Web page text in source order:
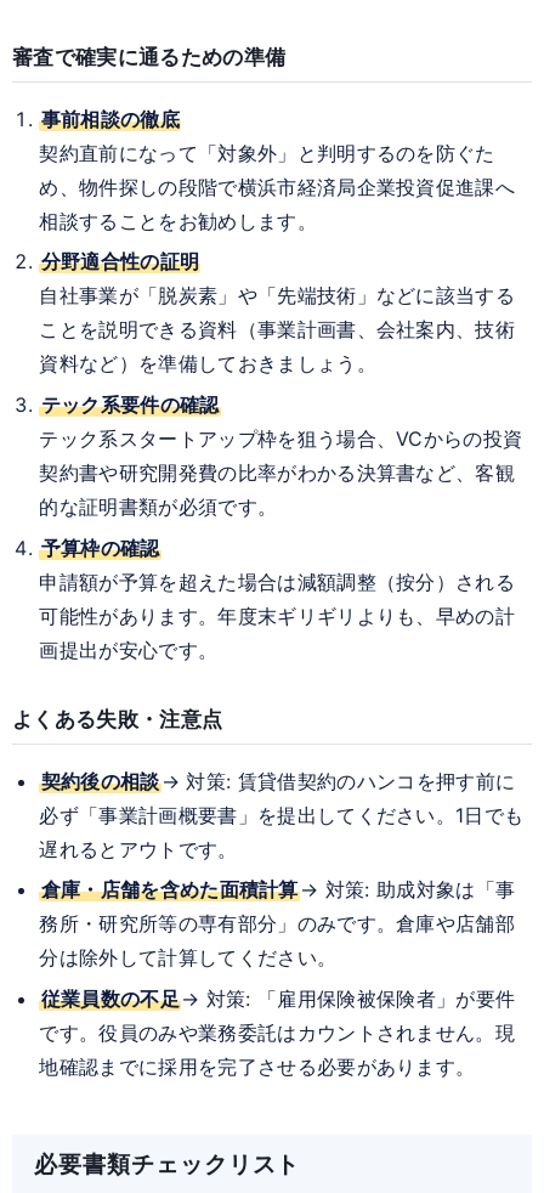
審査で確実に通るための準備
事前相談の徹底
契約直前になって「対象外」と判明するのを防ぐた
め、物件探しの段階で横浜市経済局企業投資促進課へ
相談することをお勧めします。
分野適合性の証明
自社事業が「脱炭素」や「先端技術」などに該当する
ことを説明できる資料（事業計画書、会社案内、技術
資料など）を準備しておきましょう。
テック系要件の確認
テック系スタートアップ枠を狙う場合、VCからの投資
契約書や研究開発費の比率がわかる決算書など、客観
的な証明書類が必須です。
予算枠の確認
申請額が予算を超えた場合は減額調整（按分）される
可能性があります。年度末ギリギリよりも、早めの計
画提出が安心です。
よくある失敗・注意点
契約後の相談→ 対策: 賃貸借契約のハンコを押す前に
必ず「事業計画概要書」を提出してください。1日でも
遅れるとアウトです。
倉庫・店舗を含めた面積計算→ 対策: 助成対象は「事
務所・研究所等の専有部分」のみです。倉庫や店舗部
分は除外して計算してください。
従業員数の不足→ 対策: 「雇用保険被保険者」が要件
です。役員のみや業務委託はカウントされません。現
地確認までに採用を完了させる必要があります。
必要書類チェックリスト